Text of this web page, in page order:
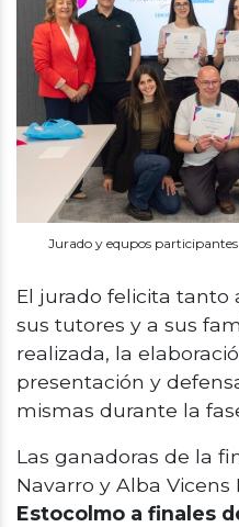
Jurado y equpos
El jurado felicita tanto
sus tutores y a sus
realizada, la
presentación y
mismas durante la
Las ganadoras de la
Navarro y Alba Vicens
Estocolmo a finales